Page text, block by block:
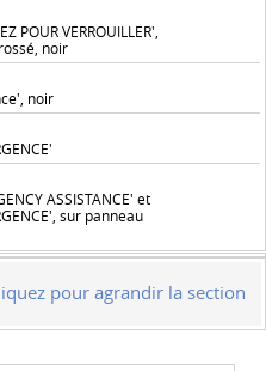
POUR VERROUILLER',
noir
noir
ASSISTANCE' et
sur panneau
pour agrandir la section